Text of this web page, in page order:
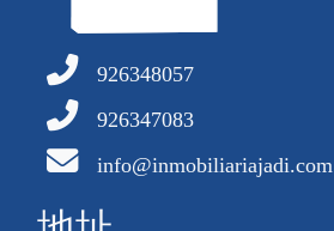
926348057
926347083
info@inmobiliariajadi.com